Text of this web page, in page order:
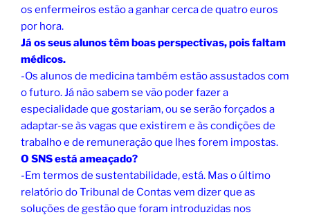
os enfermeiros estão a ganhar cerca de quatro euros
por hora.
Já os seus alunos têm boas perspectivas, pois faltam
médicos.
-Os alunos de medicina também estão assustados com
o futuro. Já não sabem se vão poder fazer a
especialidade que gostariam, ou se serão forçados a
adaptar-se às vagas que existirem e às condições de
trabalho e de remuneração que lhes forem impostas.
O SNS está ameaçado?
-Em termos de sustentabilidade, está. Mas o último
relatório do Tribunal de Contas vem dizer que as
soluções de gestão que foram introduzidas nos